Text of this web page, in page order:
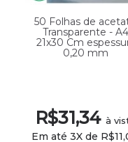
50 Folhas de
Transparente - A4
21x30 Cm
0,20 mm
R$31,34 à
Em até 3X de